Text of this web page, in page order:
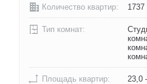
Количество квартир: 1737
Тип комнат:
Площадь квартир: 23,0